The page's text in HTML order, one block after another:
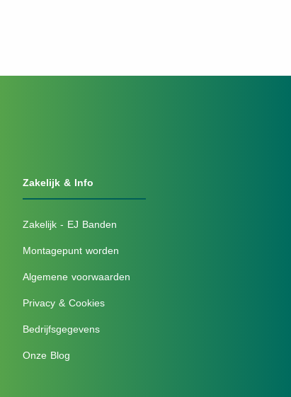
Zakelijk & Info
Zakelijk - EJ Banden
Montagepunt worden
Algemene voorwaarden
Privacy & Cookies
Bedrijfsgegevens
Onze Blog